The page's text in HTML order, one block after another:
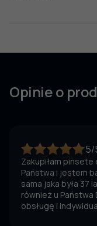
Opinie o
5/
Zakupiłam pinsete
Państwa i jestem
sama jaka była 37
również u
obsługę i